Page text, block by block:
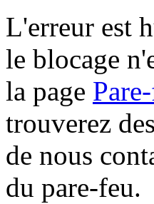
L'erreur est
le blocage
la page
trouverez
de nous
du pare-feu.